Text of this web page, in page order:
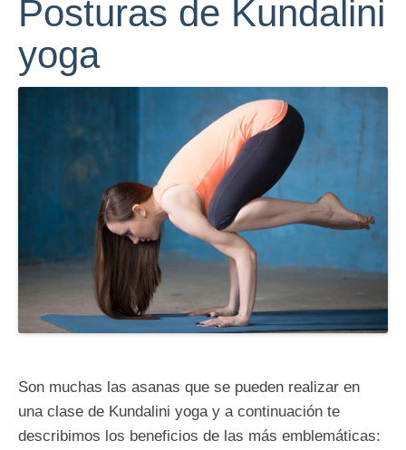
Posturas de Kundalini
yoga
Son muchas las asanas que se pueden realizar en
una clase de Kundalini yoga y a continuación te
describimos los beneficios de las más emblemáticas: